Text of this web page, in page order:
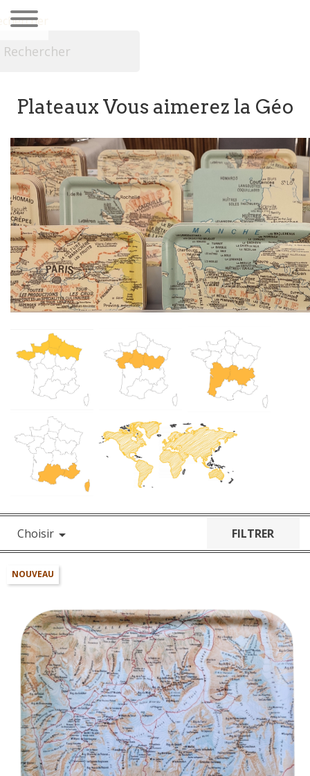
Plateaux Vous aimerez la Géo
Choisir  FILTRER
NOUVEAU